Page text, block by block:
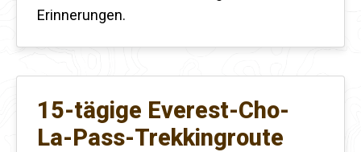
Erinnerungen.
15-tägige Everest-Cho-
La-Pass-Trekkingroute